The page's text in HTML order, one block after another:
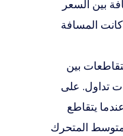
بين السعر
المسافة
بين
تداول. على
يتقاطع
المتحرك